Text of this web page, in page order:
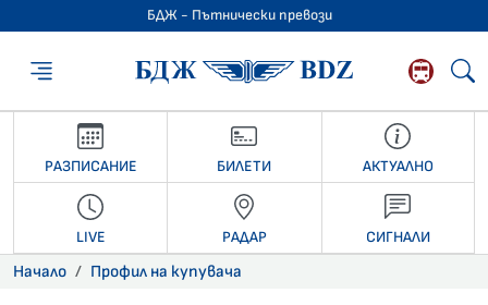
БДЖ - Пътнически превози
БДЖ -
РАЗПИСАНИЕ БИЛЕТИ АКТУАЛНО
LIVE РАДАР СИГНАЛИ
Начало Профил на купувача